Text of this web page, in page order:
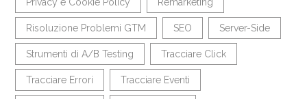
Risoluzione Problemi GTM SEO Server-Side
Strumenti di A/B Testing Tracciare Click
Tracciare Errori Tracciare Eventi